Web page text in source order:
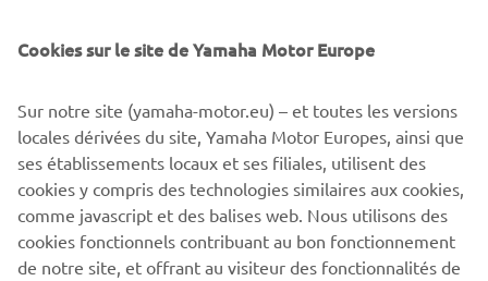
Yamaha Motor est le premier à adopter
l’aluminium vert pour les motos au Japon
En savoir plus
Cookies sur le site de Yamaha Motor Europe
Sur notre site (yamaha-motor.eu) – et toutes les versions
locales dérivées du site, Yamaha Motor Europes, ainsi que
ses établissements locaux et ses filiales, utilisent des
cookies y compris des technologies similaires aux cookies,
comme javascript et des balises web. Nous utilisons des
cookies fonctionnels contribuant au bon fonctionnement
de notre site, et offrant au visiteur des fonctionnalités de